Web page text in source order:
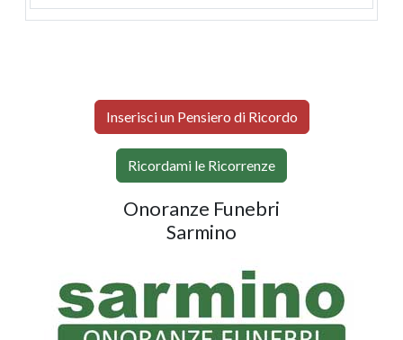
Inserisci un Pensiero di Ricordo
Ricordami le Ricorrenze
Onoranze Funebri
Sarmino